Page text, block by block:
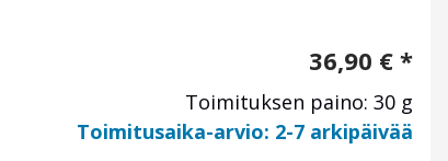
36,90 € *
Toimituksen paino: 30 g
Toimitusaika-arvio: 2-7 arkipäivää